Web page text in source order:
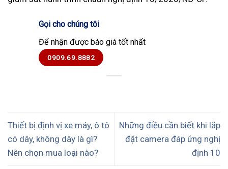
Gọi cho chúng tôi
Để nhận được báo giá tốt nhất
0909.69.8882
Thiết bị định vị xe máy, ô tô
có dây, không dây là gì?
Nên chọn mua loại nào?
Những điều cần biết khi lắp
đặt camera đáp ứng nghị
định 10